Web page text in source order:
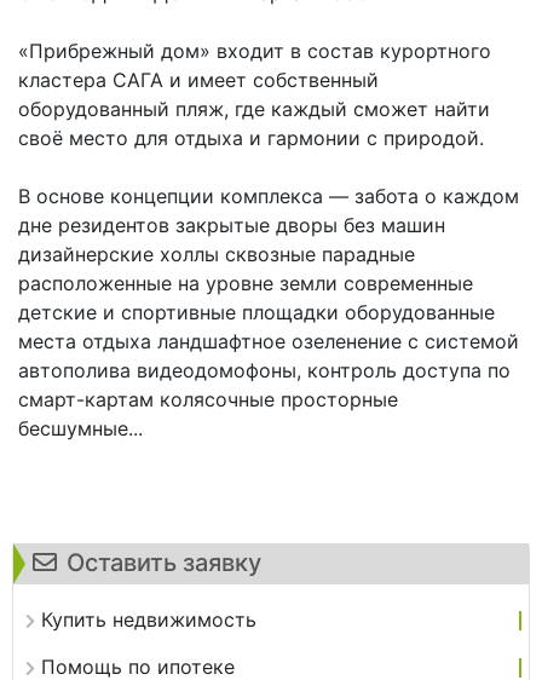
Оставить заявку
Купить недвижимость
Помощь по ипотеке
«Прибрежный дом» входит в состав курортного
кластера САГА и имеет собственный
оборудованный пляж, где каждый сможет найти
своё место для отдыха и гармонии с природой.
В основе концепции комплекса — забота о каждом
дне резидентов закрытые дворы без машин
дизайнерские холлы сквозные парадные
расположенные на уровне земли современные
детские и спортивные площадки оборудованные
места отдыха ландшафтное озеленение с системой
автополива видеодомофоны, контроль доступа по
смарт-картам колясочные просторные
бесшумные...